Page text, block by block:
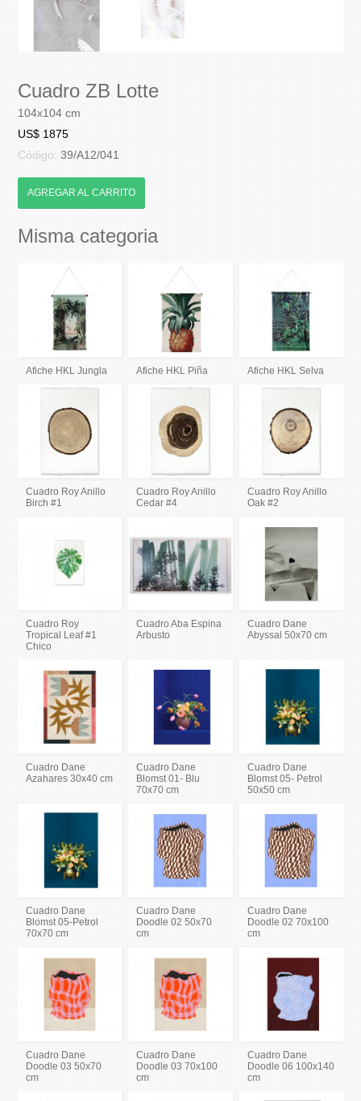
Cuadro ZB Lotte
104x104 cm
US$ 1875
Código:39/A12/041
AGREGAR AL CARRITO
Misma categoria
Afiche HKL Jungla Afiche HKL Piña Afiche HKL Selva
Cuadro Roy Anillo
Birch #1
Cuadro Roy Anillo
Cedar #4
Cuadro Roy Anillo
Oak #2
Cuadro Roy
Tropical Leaf #1
Chico
Cuadro Aba Espina
Arbusto
Cuadro Dane
Abyssal 50x70 cm
Cuadro Dane
Azahares 30x40 cm
Cuadro Dane
Blomst 01- Blu
70x70 cm
Cuadro Dane
Blomst 05- Petrol
50x50 cm
Cuadro Dane
Blomst 05-Petrol
70x70 cm
Cuadro Dane
Doodle 02 50x70
cm
Cuadro Dane
Doodle 02 70x100
cm
Cuadro Dane
Doodle 03 50x70
cm
Cuadro Dane
Doodle 03 70x100
cm
Cuadro Dane
Doodle 06 100x140
cm